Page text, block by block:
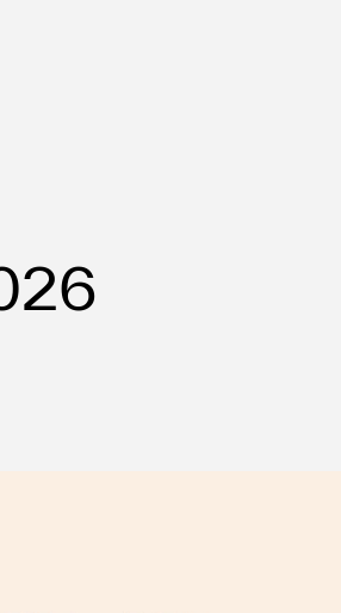
バシ−ポリシー